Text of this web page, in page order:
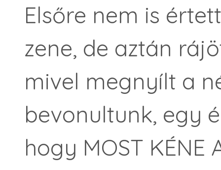
Elsőre nem is
zene, de aztán
mivel megnyílt a
bevonultunk, egy
hogy MOST KÉNE